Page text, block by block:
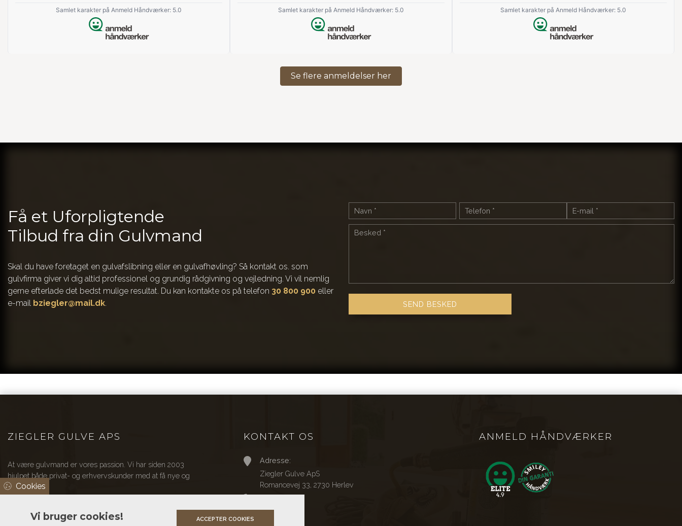
Samlet karakter på Anmeld Håndværker: 5.0
Samlet karakter på Anmeld Håndværker: 5.0
Samlet karakter på Anmeld Håndværker: 5.0
Se flere anmeldelser her
Få et Uforpligtende
Tilbud fra din Gulvmand
Skal du have foretaget en gulvafslibning eller en gulvafhøvling? Så kontakt os. som
gulvfirma giver vi dig altid professionel og grundig rådgivning og vejledning. Vi vil nemlig
gerne efterlade det bedst mulige resultat. Du kan kontakte os på telefon 30 800 900 eller
e-mail bziegler@mail.dk.​
ZIEGLER GULVE APS
At være gulvmand er vores passion. Vi har siden 2003
hjulpet både privat- og erhvervskunder med at få nye og
flotte gulve.
KONTAKT OS
Adresse:
Ziegler Gulve ApS
Romancevej 33, 2730 Herlev
30 80 09 00
ANMELD HÅNDVÆRKER
Cookies
Vi bruger cookies! ACCEPTER COOKIES